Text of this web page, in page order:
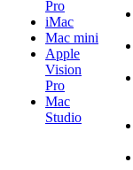
Pro
iMac
Mac mini
Apple
Vision
Pro
Mac
Studio